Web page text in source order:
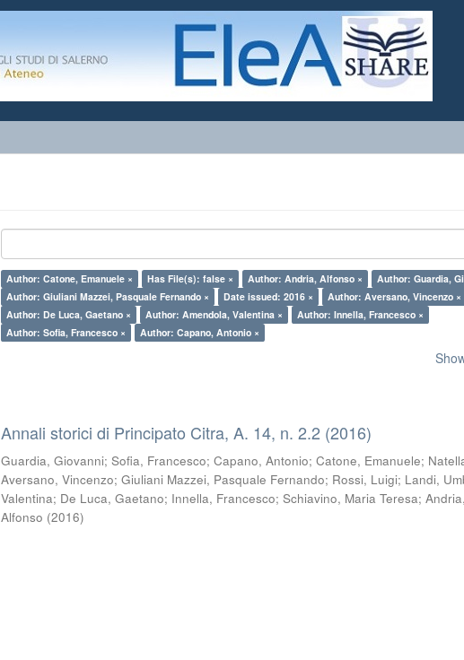
Author: Catone, Emanuele × Has File(s): false × Author: Andria, Alfonso ×
Author: Guardia,
Author: Giuliani Mazzei, Pasquale Fernando ×
Date issued: 2016 ×
Author: Aversano, Vincenzo ×
Author: De Luca, Gaetano ×
Author: Amendola, Valentina ×
Author: Innella, Francesco ×
Author: Sofia, Francesco ×
Author: Capano, Antonio ×
Annali storici di Principato Citra, A. 14, n. 2.2 (2016)
Guardia, Giovanni;Sofia, Francesco;Capano, Antonio;Catone, Emanuele;
Aversano, Vincenzo;Giuliani Mazzei, Pasquale Fernando; Rossi, Luigi; Landi,
Valentina; De Luca, Gaetano; Innella, Francesco;Schiavino, Maria Teresa;
Alfonso (2016)